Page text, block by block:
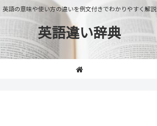
英語の意味や使い方の違いを例文付きでわかりやすく解説
英語違い辞典